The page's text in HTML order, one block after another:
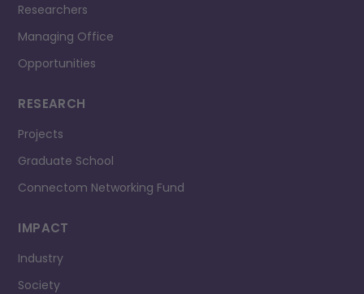
Researchers
Managing Office
Opportunities
RESEARCH
Projects
Graduate School
Connectom Networking Fund
IMPACT
Industry
Society